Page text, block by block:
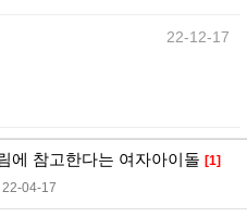
22-12-17
에 참고한다는 여자아이돌 [1]
22-04-17